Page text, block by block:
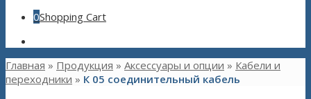
0Shopping Cart
Главная » Продукция » Aксессуары и опции » Кабели и
переходники » К 05 соединительный кабель